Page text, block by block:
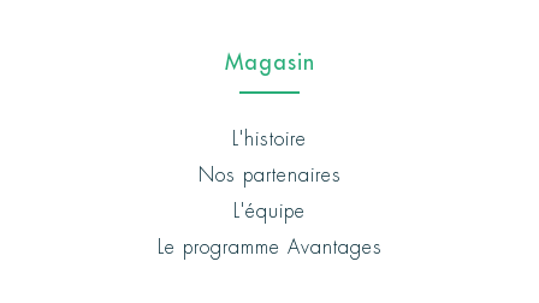
Magasin
L'histoire
Nos partenaires
L'équipe
Le programme Avantages